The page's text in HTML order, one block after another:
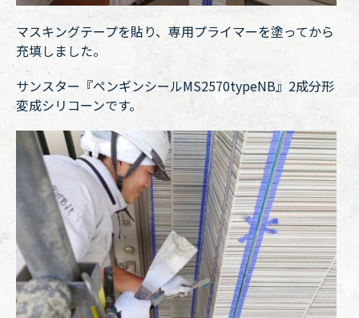
マスキングテープを貼り、専用プライマーを塗ってから
充填しました。
サンスター『ペンギンシールMS2570typeNB』2成分形
変成シリコーンです。